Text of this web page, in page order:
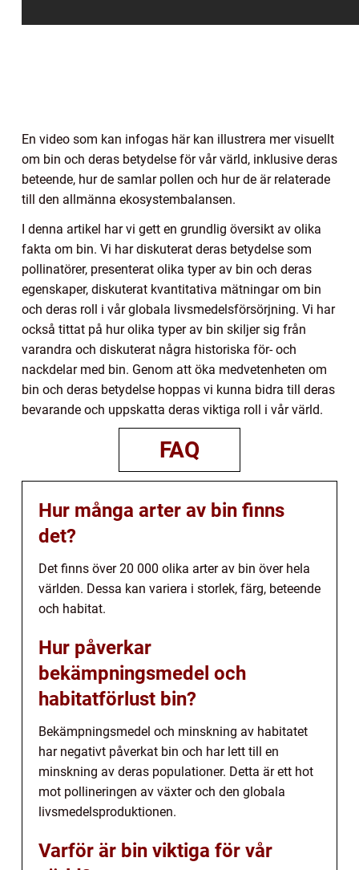
En video som kan infogas här kan illustrera mer visuellt
om bin och deras betydelse för vår värld, inklusive deras
beteende, hur de samlar pollen och hur de är relaterade
till den allmänna ekosystembalansen.
I denna artikel har vi gett en grundlig översikt av olika
fakta om bin. Vi har diskuterat deras betydelse som
pollinatörer, presenterat olika typer av bin och deras
egenskaper, diskuterat kvantitativa mätningar om bin
och deras roll i vår globala livsmedelsförsörjning. Vi har
också tittat på hur olika typer av bin skiljer sig från
varandra och diskuterat några historiska för- och
nackdelar med bin. Genom att öka medvetenheten om
bin och deras betydelse hoppas vi kunna bidra till deras
bevarande och uppskatta deras viktiga roll i vår värld.
FAQ
Hur många arter av bin finns
det?
Det finns över 20 000 olika arter av bin över hela
världen. Dessa kan variera i storlek, färg, beteende
och habitat.
Hur påverkar
bekämpningsmedel och
habitatförlust bin?
Bekämpningsmedel och minskning av habitatet
har negativt påverkat bin och har lett till en
minskning av deras populationer. Detta är ett hot
mot pollineringen av växter och den globala
livsmedelsproduktionen.
Varför är bin viktiga för vår